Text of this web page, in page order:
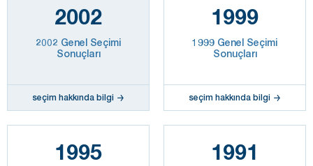
2002
2002 Genel Seçimi
Sonuçları
seçim hakkında bilgi
1999
1999 Genel Seçimi
Sonuçları
seçim hakkında bilgi
1995 1991